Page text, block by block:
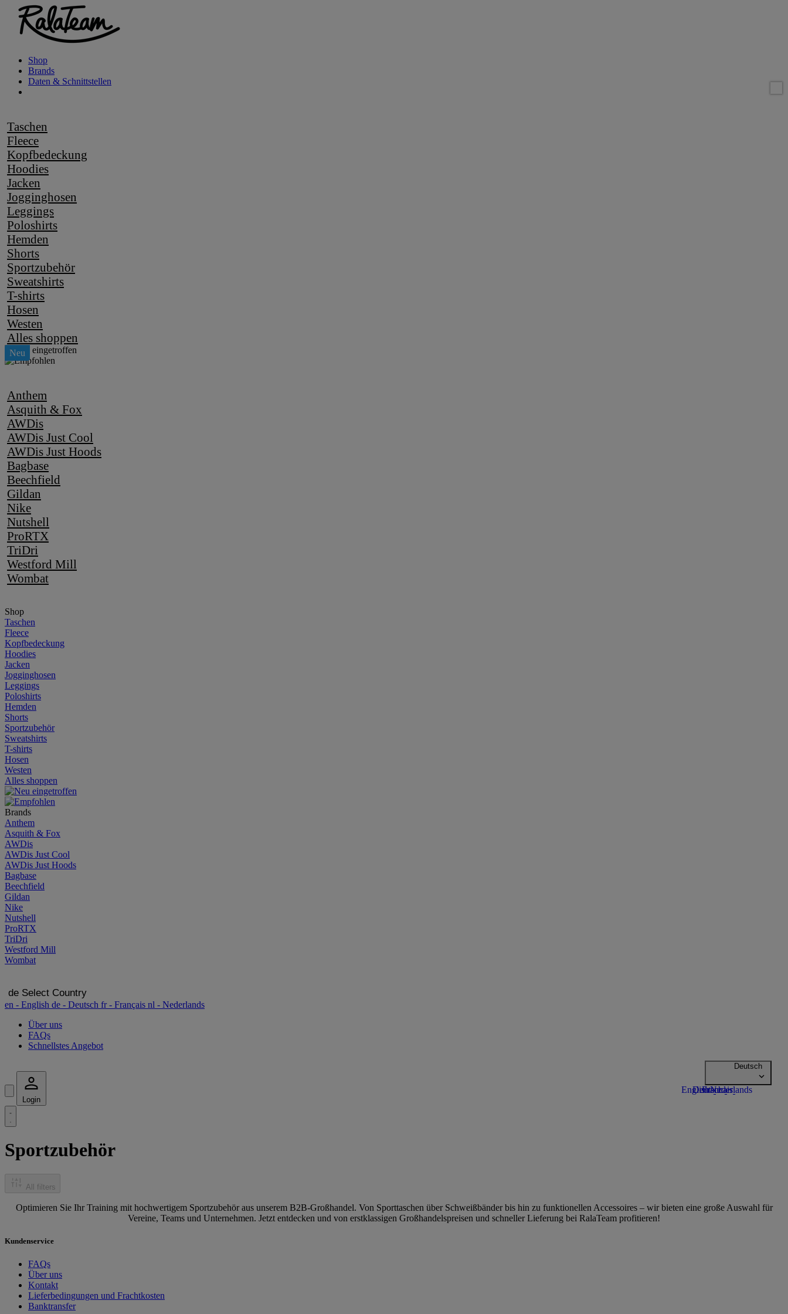
Shop
Brands
Daten & Schnittstellen
Taschen
Fleece
Kopfbedeckung
Hoodies
Jacken
Jogginghosen
Leggings
Poloshirts
Hemden
Shorts
Sportzubehör
Sweatshirts
T-shirts
Hosen
Westen
Alles shoppen
Anthem
Asquith & Fox
AWDis
AWDis Just Cool
AWDis Just Hoods
Bagbase
Beechfield
Gildan
Nike
Nutshell
ProRTX
TriDri
Westford Mill
Wombat
Shop
Taschen
Fleece
Kopfbedeckung
Hoodies
Jacken
Jogginghosen
Leggings
Poloshirts
Hemden
Shorts
Sportzubehör
Sweatshirts
T-shirts
Hosen
Westen
Alles shoppen
Brands
Anthem
Asquith & Fox
AWDis
AWDis Just Cool
AWDis Just Hoods
Bagbase
Beechfield
Gildan
Nike
Nutshell
ProRTX
TriDri
Westford Mill
Wombat
de Select Country
en - English de - Deutsch fr- Français nl - Nederlands
Über uns
FAQs
Schnellstes Angebot
Login
Sportzubehör
All filters
Optimieren Sie Ihr Training mit hochwertigem Sportzubehör aus unserem B2B-Großhandel. Von Sporttaschen über Schweißbänder bis hin zu funktionellen Accessoires – wir bieten eine große Auswahl für
Vereine, Teams und Unternehmen. Jetzt entdecken und von erstklassigen Großhandelspreisen und schneller Lieferung bei RalaTeam profitieren!
Kundenservice
FAQs
Über uns
Kontakt
Lieferbedingungen und Frachtkosten
Banktransfer